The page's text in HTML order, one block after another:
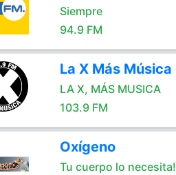
Siempre
94.9 FM
La X Más Música
LA X, MÁS MUSICA
103.9 FM
Oxígeno
Tu cuerpo lo necesita!